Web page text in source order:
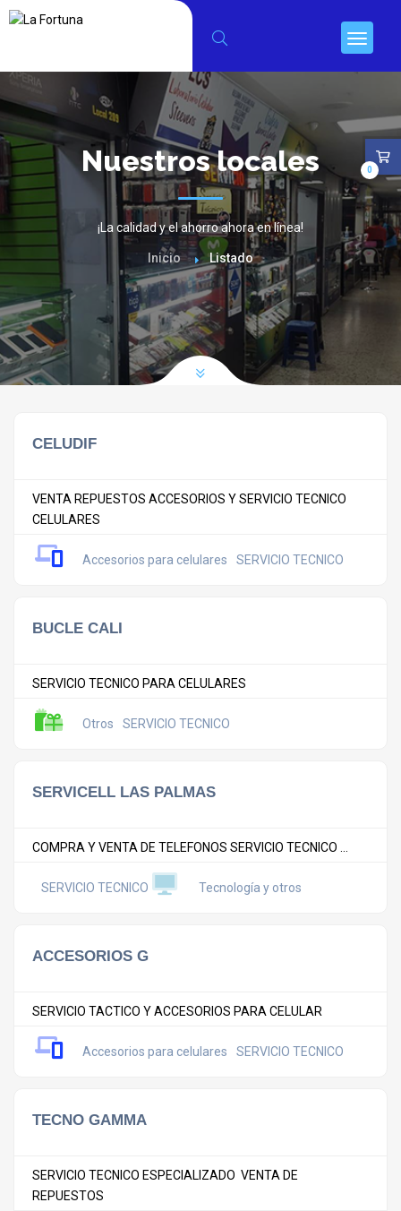
Nuestros locales
¡La calidad y el ahorro ahora en línea!
Inicio Listado
CELUDIF
VENTA REPUESTOS ACCESORIOS Y SERVICIO TECNICO
CELULARES
Accesorios para celulares SERVICIO TECNICO
BUCLE CALI
SERVICIO TECNICO PARA CELULARES
Otros SERVICIO TECNICO
SERVICELL LAS PALMAS
COMPRA Y VENTA DE TELEFONOS SERVICIO TECNICO ...
SERVICIO TECNICO Tecnología y otros
ACCESORIOS G
SERVICIO TACTICO Y ACCESORIOS PARA CELULAR
Accesorios para celulares SERVICIO TECNICO
TECNO GAMMA
SERVICIO TECNICO ESPECIALIZADO VENTA DE
REPUESTOS
0